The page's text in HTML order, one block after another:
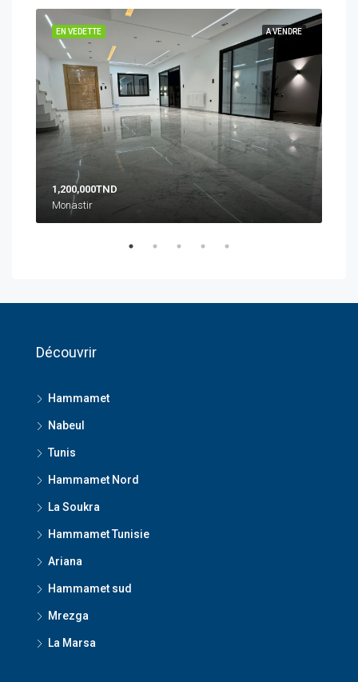
A VENDRE
EN VEDETTE
1,200,000TND
Monastir
Découvrir
Hammamet
Nabeul
Tunis
Hammamet Nord
La Soukra
Hammamet Tunisie
Ariana
Hammamet sud
Mrezga
La Marsa